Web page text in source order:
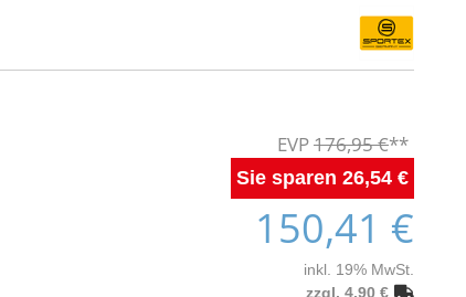
176,95 €
26,54 €
150,41 €
inkl. 19% MwSt.
zzgl. 4,90 €